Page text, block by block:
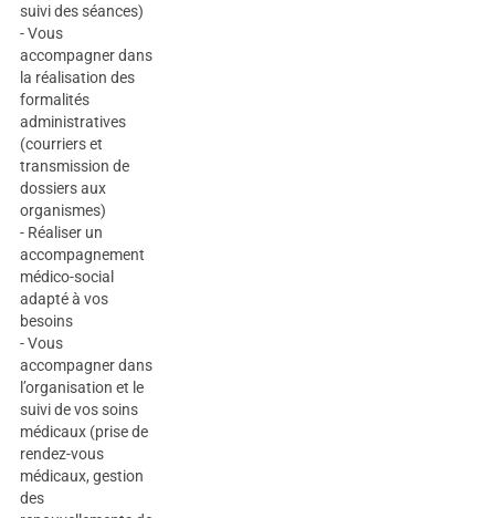
suivi des séances)
- Vous
accompagner dans
la réalisation des
formalités
administratives
(courriers et
transmission de
dossiers aux
organismes)
- Réaliser un
accompagnement
médico-social
adapté à vos
besoins
- Vous
accompagner dans
l’organisation et le
suivi de vos soins
médicaux (prise de
rendez-vous
médicaux, gestion
des